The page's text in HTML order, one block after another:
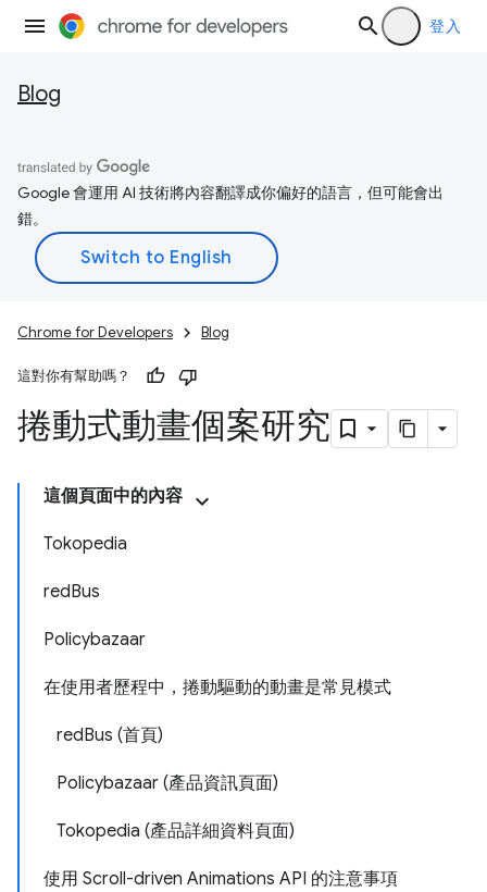
登入
Blog
Google 會運用 AI 技術將內容翻譯成你偏好的語言，但可能會出
錯。
Chrome for Developers Blog
這對你有幫助嗎？
捲動式動畫個案研究
這個頁面中的內容
Tokopedia
redBus
Policybazaar
在使用者歷程中，捲動驅動的動畫是常見模式
redBus (首頁)
Policybazaar (產品資訊頁面)
Tokopedia (產品詳細資料頁面)
使用 Scroll-driven Animations API 的注意事項